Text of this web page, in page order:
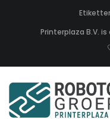
Printerplaza B.V.